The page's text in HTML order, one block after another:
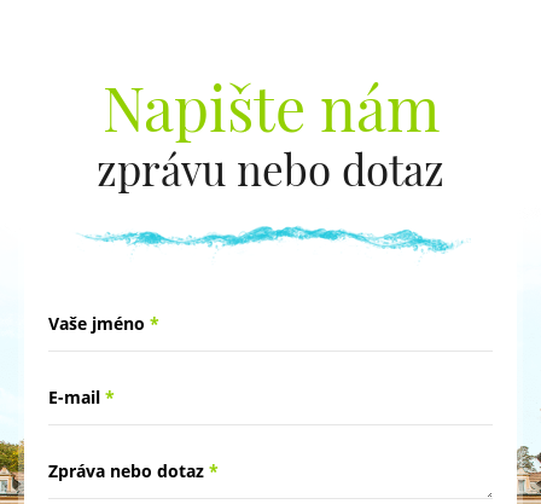
Napište nám
zprávu nebo dotaz
Vaše jméno *
E-mail *
Zpráva nebo dotaz *